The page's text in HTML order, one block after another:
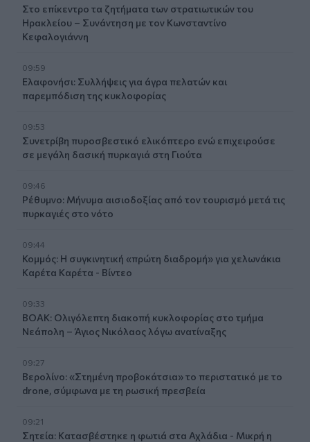
Στο επίκεντρο τα ζητήματα των στρατιωτικών του
Ηρακλείου – Συνάντηση με τον Κωνσταντίνο
Κεφαλογιάννη
09:59
Ελαφονήσι: Συλλήψεις για άγρα πελατών και
παρεμπόδιση της κυκλοφορίας
09:53
Συνετρίβη πυροσβεστικό ελικόπτερο ενώ επιχειρούσε
σε μεγάλη δασική πυρκαγιά στη Γιούτα
09:46
Ρέθυμνο: Μήνυμα αισιοδοξίας από τον τουρισμό μετά τις
πυρκαγιές στο νότο
09:44
Κομμός: Η συγκινητική «πρώτη διαδρομή» για χελωνάκια
Καρέτα Καρέτα - Βίντεο
09:33
ΒΟΑΚ: Ολιγόλεπτη διακοπή κυκλοφορίας στο τμήμα
Νεάπολη – Άγιος Νικόλαος λόγω ανατίναξης
09:27
Βερολίνο: «Στημένη προβοκάτσια» το περιστατικό με το
drone, σύμφωνα με τη ρωσική πρεσβεία
09:21
Σητεία: Κατασβέστηκε η φωτιά στα Αχλάδια - Μικρή η